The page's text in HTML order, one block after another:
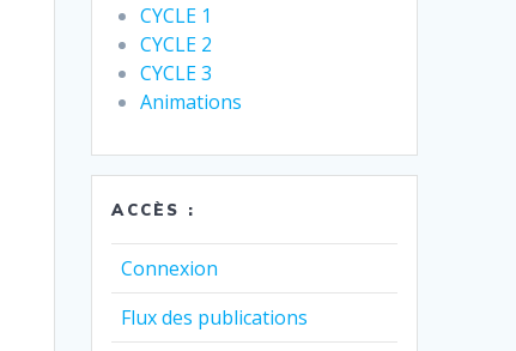
CYCLE 1
CYCLE 2
CYCLE 3
Animations
ACCÈS :
Connexion
Flux des publications